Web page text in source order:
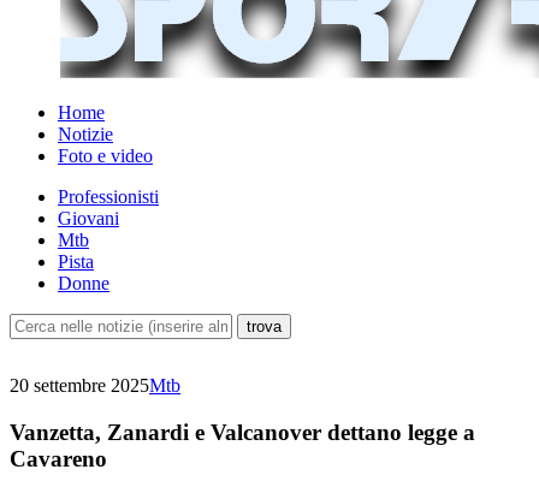
Home
Notizie
Foto e video
Professionisti
Giovani
Mtb
Pista
Donne
20 settembre 2025Mtb
Vanzetta, Zanardi e Valcanover dettano legge a
Cavareno